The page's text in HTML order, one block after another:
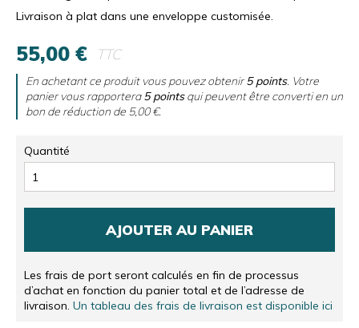
Livraison à plat dans une enveloppe customisée.
55,00 € TTC
En achetant ce produit vous pouvez obtenir5points. Votre
panier vous rapportera5pointsqui peuvent être converti en un
bon de réduction de 5,00 €.
Quantité
AJOUTER AU PANIER
Les frais de port seront calculés en fin de processus
d’achat en fonction du panier total et de l’adresse de
livraison. Un tableau des frais de livraison est disponible ici